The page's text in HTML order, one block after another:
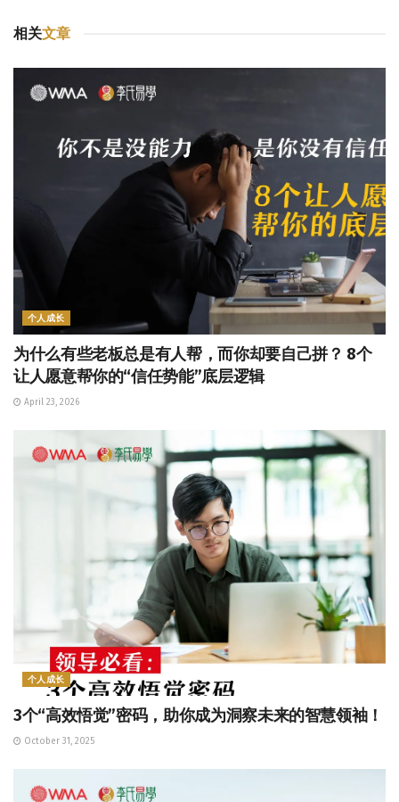
相关文章
个人成长
为什么有些老板总是有人帮，而你却要自己拼？ 8个
让人愿意帮你的“信任势能”底层逻辑
April 23, 2026
个人成长
3个“高效悟觉”密码，助你成为洞察未来的智慧领袖！
October 31, 2025